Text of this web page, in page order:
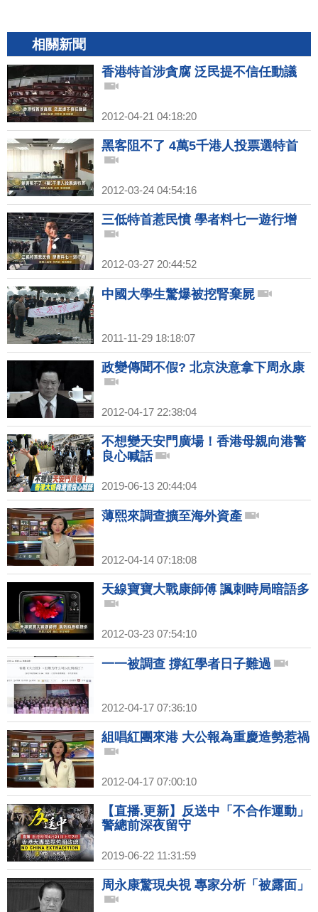
相關新聞
香港特首涉貪腐 泛民提不信任動議
2012-04-21 04:18:20
黑客阻不了 4萬5千港人投票選特首
2012-03-24 04:54:16
三低特首惹民憤 學者料七一遊行增
2012-03-27 20:44:52
中國大學生驚爆被挖腎棄屍
2011-11-29 18:18:07
政變傳聞不假? 北京決意拿下周永康
2012-04-17 22:38:04
不想變天安門廣場！香港母親向港警
良心喊話
2019-06-13 20:44:04
薄熙來調查擴至海外資產
2012-04-14 07:18:08
天線寶寶大戰康師傅 諷刺時局暗語多
2012-03-23 07:54:10
一一被調查 撐紅學者日子難過
2012-04-17 07:36:10
組唱紅團來港 大公報為重慶造勢惹禍
2012-04-17 07:00:10
【直播.更新】反送中「不合作運動」
警總前深夜留守
2019-06-22 11:31:59
周永康驚現央視 專家分析「被露面」